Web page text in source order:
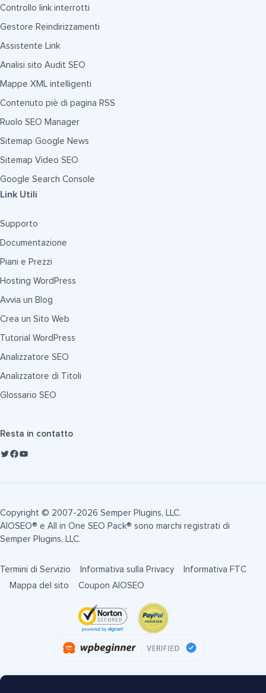
Controllo link interrotti
Gestore Reindirizzamenti
Assistente Link
Analisi sito Audit SEO
Mappe XML intelligenti
Contenuto piè di pagina RSS
Ruolo SEO Manager
Sitemap Google News
Sitemap Video SEO
Google Search Console
Link Utili
Supporto
Documentazione
Piani e Prezzi
Hosting WordPress
Avvia un Blog
Crea un Sito Web
Tutorial WordPress
Analizzatore SEO
Analizzatore di Titoli
Glossario SEO
Resta in contatto
Copyright © 2007-2026 Semper Plugins, LLC.
AIOSEO® e All in One SEO Pack® sono marchi registrati di
Semper Plugins, LLC.
Termini di Servizio Informativa sulla Privacy
Informativa FTC
Mappa del sito
Coupon AIOSEO